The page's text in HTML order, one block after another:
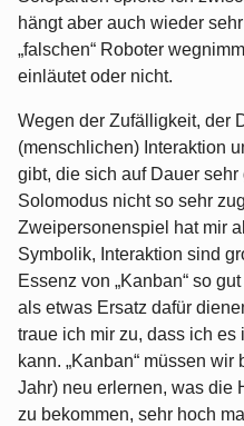
hängt aber auch wieder
„falschen“ Roboter
einläutet oder nicht.
Wegen der Zufälligkeit, der
(menschlichen) Interaktion
gibt, die sich auf Dauer
Solomodus nicht so sehr
Zweipersonenspiel hat mir
Symbolik, Interaktion sind
Essenz von „Kanban“ so
als etwas Ersatz dafür
traue ich mir zu, dass ich
kann. „Kanban“ müssen
Jahr) neu erlernen, was die
zu bekommen, sehr hoch